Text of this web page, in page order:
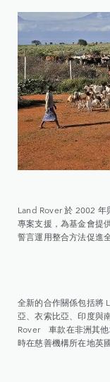
Land Rover 於 2002
專案支援，為基金會提
誓言運用整合方法促進
全新的合作關係包括將
亞、衣索比亞、印度與
Rover 車款在非洲其他
時在慈善機構所在地英